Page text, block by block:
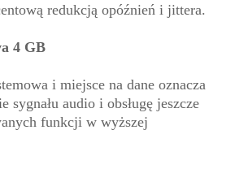
redukcją opóźnień i jittera.
4 GB
i miejsce na dane oznacza
sygnału audio i obsługę jeszcze
funkcji w wyższej